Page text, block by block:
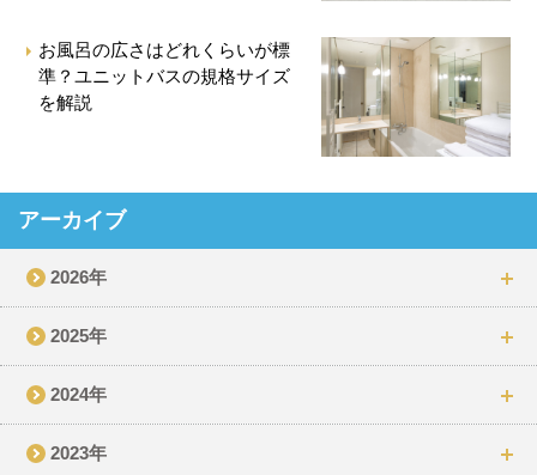
お風呂の広さはどれくらいが標
準？ユニットバスの規格サイズ
を解説
アーカイブ
2026年
2025年
2024年
2023年